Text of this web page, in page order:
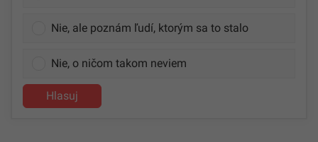
Nie, ale poznám ľudí, ktorým sa to stalo
Nie, o ničom takom neviem
Hlasuj